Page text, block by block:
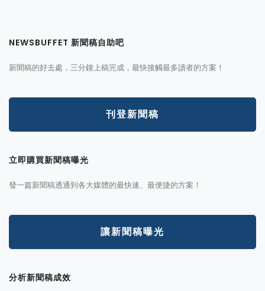
NEWSBUFFET 新聞稿自助吧
新聞稿的好去處，三分鐘上稿完成，最快接觸最多讀者的方案！
刊登新聞稿
立即購買新聞稿曝光
發一篇新聞稿透通到各大媒體的最快速、最便捷的方案！
讓新聞稿曝光
分析新聞稿成效